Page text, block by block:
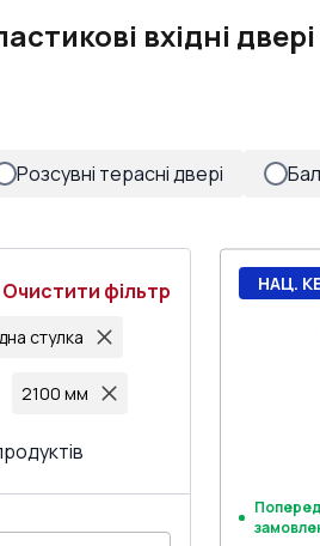
вхідні
Розсувні терасні двері
Очистити фільтр
стулка
2100 мм
НАЦ.